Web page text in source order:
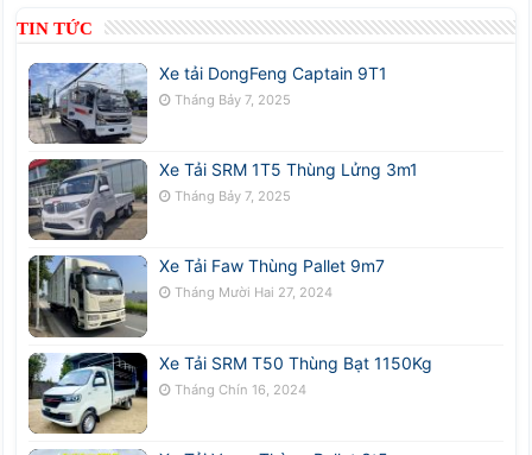
TIN TỨC
Xe tải DongFeng Captain 9T1
Tháng Bảy 7, 2025
Xe Tải SRM 1T5 Thùng Lửng 3m1
Tháng Bảy 7, 2025
Xe Tải Faw Thùng Pallet 9m7
Tháng Mười Hai 27, 2024
Xe Tải SRM T50 Thùng Bạt 1150Kg
Tháng Chín 16, 2024